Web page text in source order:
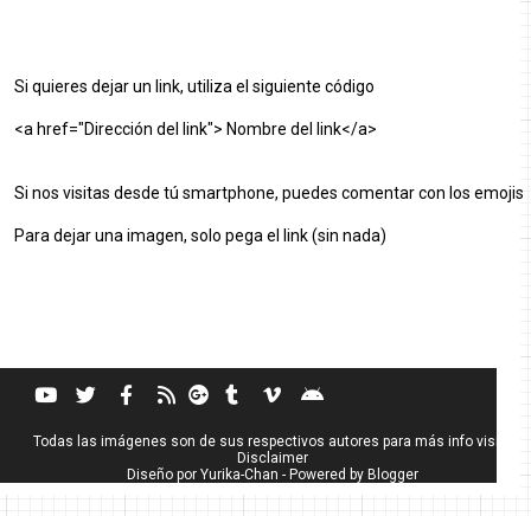
Si quieres dejar un link, utiliza el siguiente código
<a href="Dirección del link"> Nombre del link</a>
Si nos visitas desde tú smartphone, puedes comentar con los emojis
Para dejar una imagen, solo pega el link (sin nada)
Todas las imágenes son de sus respectivos autores para más info visita
Disclaimer
Diseño por Yurika-Chan - Powered by Blogger